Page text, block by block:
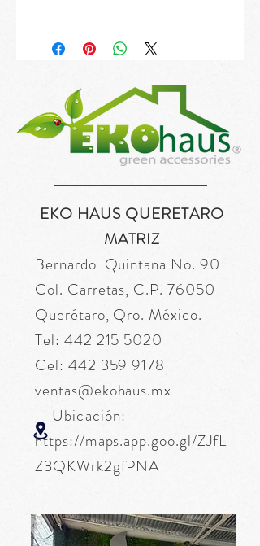
Altura: 45 cm
EKO HAUS QUERETARO
MATRIZ
Bernardo Quintana No. 90
Col. Carretas, C.P. 76050
Querétaro, Qro. México.
Tel: 442 215 5020
Cel: 442 359 9178
ventas@ekohaus.mx
Ubicación:
https://maps.app.goo.gl/ZJfL
Z3QKWrk2gfPNA